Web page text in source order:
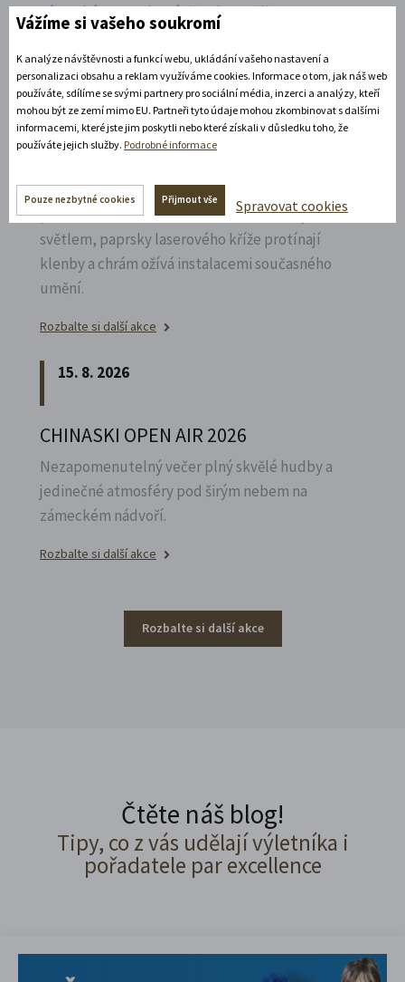
zámecké open-air scéně v Litomyšli.
Rozbalte si další akce
14. 8. 2026
Noční prohlídka piaristického chrámu
Poznejte vrcholně barokní architekturu v
působivém večerním hávu. Obětní stůl dýchá
světlem, paprsky laserového kříže protínají
klenby a chrám ožívá instalacemi současného
umění.
Rozbalte si další akce
15. 8. 2026
CHINASKI OPEN AIR 2026
Nezapomenutelný večer plný skvělé hudby a
jedinečné atmosféry pod širým nebem na
zámeckém nádvoří.
Rozbalte si další akce
Rozbalte si další akce
Čtěte náš blog!
Tipy, co z vás udělají výletníka i
pořadatele par excellence
Vážíme si vašeho soukromí
K analýze návštěvnosti a funkcí webu, ukládání vašeho nastavení a
personalizaci obsahu a reklam využíváme cookies. Informace o tom, jak náš web
používáte, sdílíme se svými partnery pro sociální média, inzerci a analýzy, kteří
mohou být ze zemí mimo EU. Partneři tyto údaje mohou zkombinovat s dalšími
informacemi, které jste jim poskytli nebo které získali v důsledku toho, že
používáte jejich služby. Podrobné informace
Pouze nezbytné cookies Přijmout vše Spravovat cookies